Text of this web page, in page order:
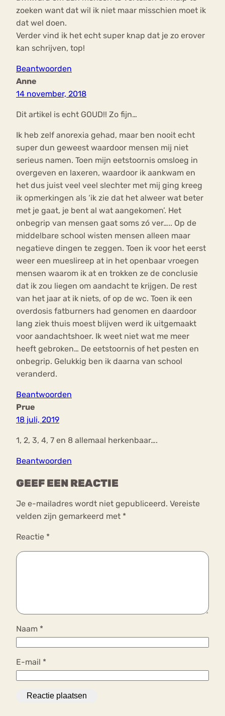
zoeken want dat wil ik niet maar misschien moet ik
dat wel doen.
Verder vind ik het echt super knap dat je zo erover
kan schrijven, top!
Beantwoorden
Anne
14 november, 2018
Dit artikel is echt GOUD!! Zo fijn…
Ik heb zelf anorexia gehad, maar ben nooit echt
super dun geweest waardoor mensen mij niet
serieus namen. Toen mijn eetstoornis omsloeg in
overgeven en laxeren, waardoor ik aankwam en
het dus juist veel veel slechter met mij ging kreeg
ik opmerkingen als ‘ik zie dat het alweer wat beter
met je gaat, je bent al wat aangekomen’. Het
onbegrip van mensen gaat soms zó ver….. Op de
middelbare school wisten mensen alleen maar
negatieve dingen te zeggen. Toen ik voor het eerst
weer een mueslireep at in het openbaar vroegen
mensen waarom ik at en trokken ze de conclusie
dat ik zou liegen om aandacht te krijgen. De rest
van het jaar at ik niets, of op de wc. Toen ik een
overdosis fatburners had genomen en daardoor
lang ziek thuis moest blijven werd ik uitgemaakt
voor aandachtshoer. Ik weet niet wat me meer
heeft gebroken… De eetstoornis of het pesten en
onbegrip. Gelukkig ben ik daarna van school
veranderd.
Beantwoorden
Prue
18 juli, 2019
1, 2, 3, 4, 7 en 8 allemaal herkenbaar….
Beantwoorden
GEEF EEN REACTIE
Je e-mailadres wordt niet gepubliceerd. Vereiste
velden zijn gemarkeerd met *
Reactie *
Naam *
E-mail *